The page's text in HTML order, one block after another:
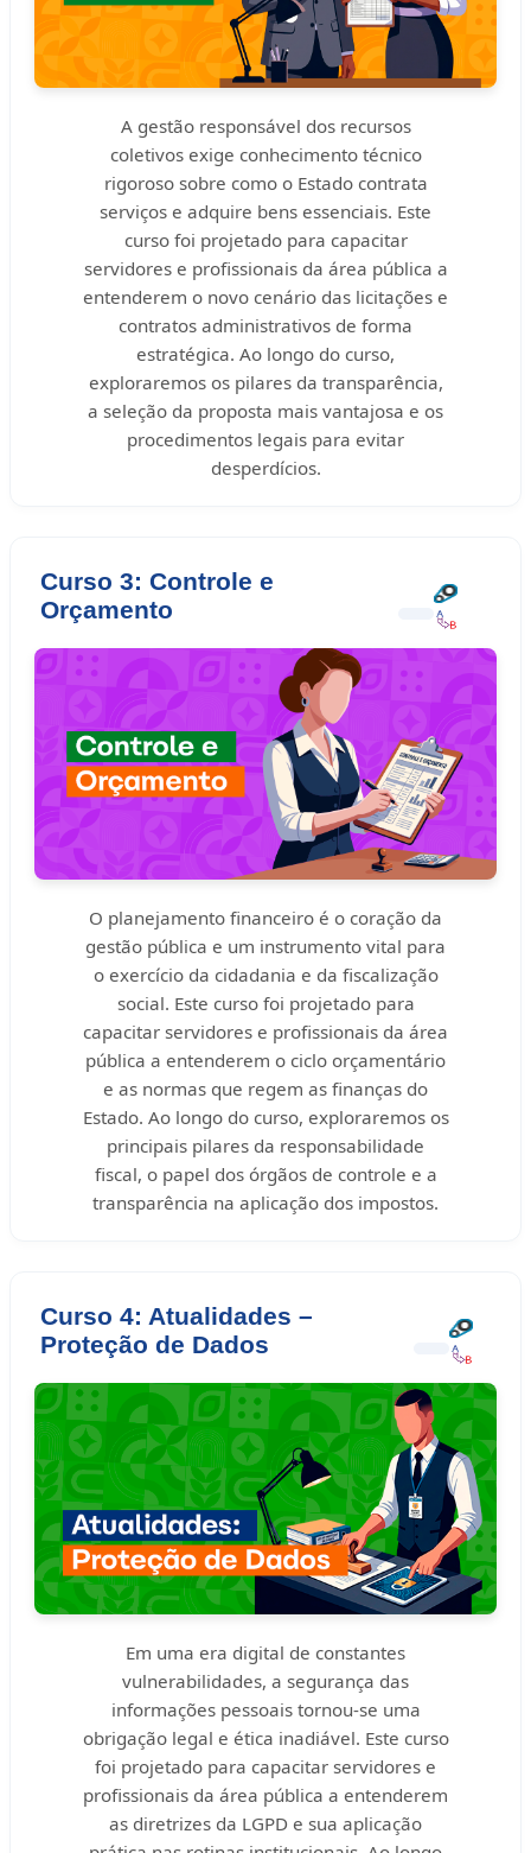
A gestão responsável dos recursos
coletivos exige conhecimento técnico
rigoroso sobre como o Estado contrata
serviços e adquire bens essenciais. Este
curso foi projetado para capacitar
servidores e profissionais da área pública a
entenderem o novo cenário das licitações e
contratos administrativos de forma
estratégica. Ao longo do curso,
exploraremos os pilares da transparência,
a seleção da proposta mais vantajosa e os
procedimentos legais para evitar
desperdícios.
Curso 3: Controle e
Orçamento
O planejamento financeiro é o coração da
gestão pública e um instrumento vital para
o exercício da cidadania e da fiscalização
social. Este curso foi projetado para
capacitar servidores e profissionais da área
pública a entenderem o ciclo orçamentário
e as normas que regem as finanças do
Estado. Ao longo do curso, exploraremos os
principais pilares da responsabilidade
fiscal, o papel dos órgãos de controle e a
transparência na aplicação dos impostos.
Curso 4: Atualidades –
Proteção de Dados
Em uma era digital de constantes
vulnerabilidades, a segurança das
informações pessoais tornou-se uma
obrigação legal e ética inadiável. Este curso
foi projetado para capacitar servidores e
profissionais da área pública a entenderem
as diretrizes da LGPD e sua aplicação